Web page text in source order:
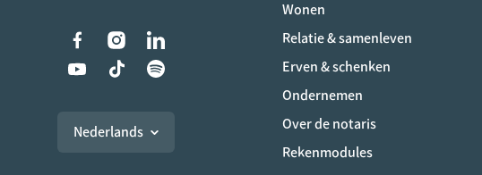
Liens vers les réseaux sociaux
Nederlands
Wonen
Relatie & samenleven
Erven & schenken
Ondernemen
Over de notaris
Rekenmodules